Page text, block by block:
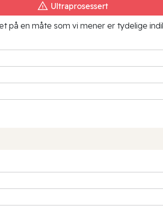
Ultraprosessert
på en måte som vi mener er tydelige